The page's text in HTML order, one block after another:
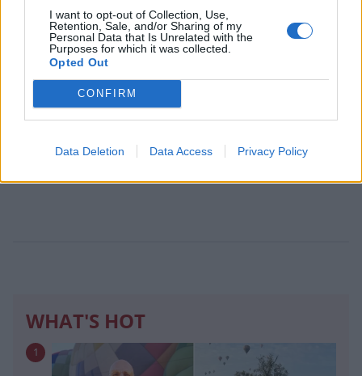
I want to opt-out of Collection, Use,
Retention, Sale, and/or Sharing of my
Personal Data that Is Unrelated with the
Purposes for which it was collected.
Opted Out
CONFIRM
Data Deletion Data Access Privacy Policy
Οι Alcatrash από το “Καλό Μεσημαράκι”
πήγαν στη συναυλία της Άννας Βίσση με τα
κορίτσια τους
CELEBRITIES
WHAT'S HOT
1